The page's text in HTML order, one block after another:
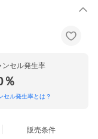
ンセル発生率
％
セル発生率とは？
販売条件